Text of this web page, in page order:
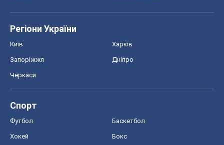
Регіони України
Київ Харків
Запоріжжя Дніпро
Черкаси
Спорт
Футбол Баскетбол
Хокей Бокс